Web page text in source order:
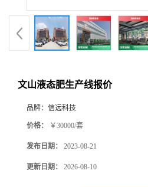
文山液态肥生产线报价
品牌： 信远科技
价格： ￥30000/套
发布日期： 2023-08-21
更新日期： 2026-08-10